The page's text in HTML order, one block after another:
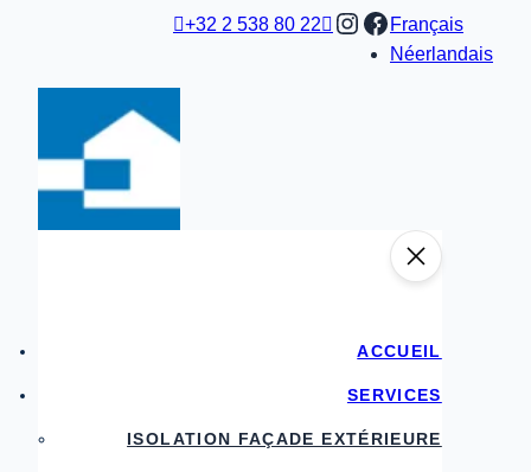
+32 2 538 80 22 Instagram
Facebook
Français
Néerlandais
ACCUEIL
SERVICES
ISOLATION FAÇADE EXTÉRIEURE